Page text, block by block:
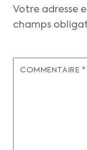
Votre adresse
champs
COMMENTAIRE *